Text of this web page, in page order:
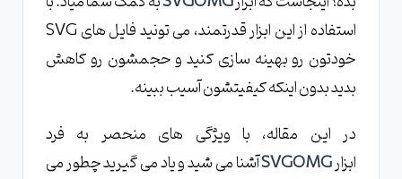
فشرده سازی فایل های SVG بدون افت کیفیت
حذف داده های اضافی از کدهای SVG
بهینه سازی خودکار و دستی تنظیمات
فایل های SVG
چگونه وارد وبسایت SVGOMG شویم؟
استفاده از این ابزار قدرتمند، می تونید فایل های SVG
خودتون رو بهینه سازی کنید و حجمشون رو کاهش
بدید بدون اینکه کیفیتشون آسیب ببینه.
در این مقاله، با ویژگی های منحصر به فرد
ابزارSVGOMGآشنا می شید و یاد می گیرید چطور می